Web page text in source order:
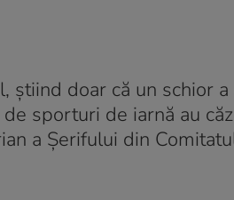
doar că un schior
sporturi de iarnă au
a Șerifului din